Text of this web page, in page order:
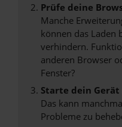
Prüfe deine
Manche
können das Laden
verhindern.
anderen Browser
Fenster?
Starte dein Gerät
Das kann
Probleme zu